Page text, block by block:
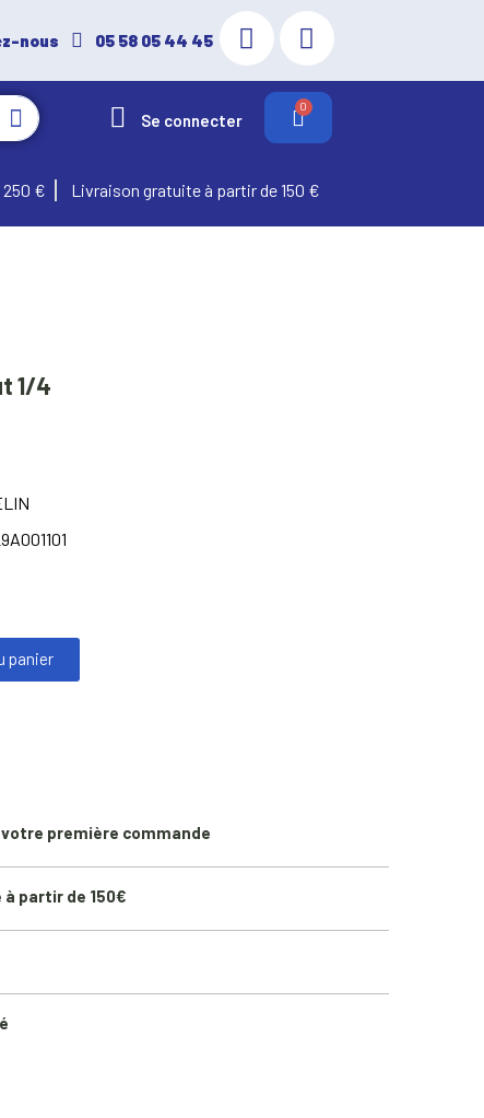
nous 05 58 05 44 45
Se connecter
250 € Livraison gratuite à partir de 150 €
1/4
panier
votre première commande
partir de 150€